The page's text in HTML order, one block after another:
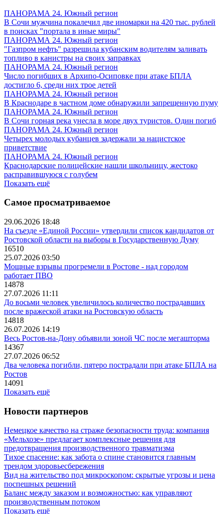
ПАНОРАМА 24. Южный регион
В Сочи мужчина покалечил две иномарки на 420 тыс. рублей
в поисках "портала в иные миры"
ПАНОРАМА 24. Южный регион
"Газпром нефть" разрешила кубанским водителям заливать
топливо в канистры на своих заправках
ПАНОРАМА 24. Южный регион
Число погибших в Архипо-Осиповке при атаке БПЛА
достигло 6, среди них трое детей
ПАНОРАМА 24. Южный регион
В Краснодаре в частном доме обнаружили запрещенную пуму
ПАНОРАМА 24. Южный регион
В Сочи горная река унесла в море двух туристов. Один погиб
ПАНОРАМА 24. Южный регион
Четырех молодых кубанцев задержали за нацистское
приветствие
ПАНОРАМА 24. Южный регион
Краснодарские полицейские нашли школьницу, жестоко
расправившуюся с голубем
Показать ещё
Самое просматриваемое
29.06.2026 18:48
На съезде «Единой России» утвердили список кандидатов от
Ростовской области на выборы в Государственную Думу
16510
25.07.2026 03:50
Мощные взрывы прогремели в Ростове - над городом
работает ПВО
14878
27.07.2026 11:11
До восьми человек увеличилось количество пострадавших
после вражеской атаки на Ростовскую область
14818
26.07.2026 14:19
Весь Ростов-на-Дону объявили зоной ЧС после мегашторма
14367
27.07.2026 06:52
Два человека погибли, пятеро пострадали при атаке БПЛА на
Ростов
14091
Показать ещё
Новости партнеров
Немецкое качество на страже безопасности труда: компания
«Мельхозе» предлагает комплексные решения для
предотвращения производственного травматизма
Тихое спасение: как забота о спине становится главным
трендом здоровьесбережения
Вид на жительство под микроскопом: скрытые угрозы и цена
поспешных решений
Баланс между заказом и возможностью: как управляют
производственным потоком
Показать ещё